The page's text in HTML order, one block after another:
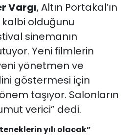
Vargı, Altın Portakal’ın
kalbi olduğunu
sinemanın
Yeni filmlerin
yönetmen ve
göstermesi için
taşıyor. Salonların
verici” dedi.
yılı olacak”